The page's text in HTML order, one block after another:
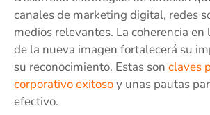
canales de marketing digital, redes
medios relevantes. La coherencia en
de la nueva imagen fortalecerá su
su reconocimiento. Estas son claves
corporativo exitosoy unas pautas
efectivo.